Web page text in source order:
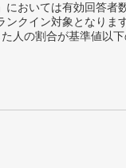
おいては有効回答
クイン対象となります
の割合が基準値以下